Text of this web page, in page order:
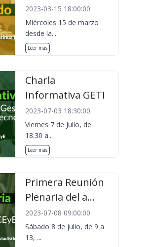
2023-03-15 18:00:00
Miércoles 15 de marzo
desde la...
Leer más
Charla
Informativa GETI
2023-07-03 18:30:00
Viernes 7 de Julio, de
18.30 a...
Leer más
Primera Reunión
Plenaria del a...
2023-07-08 09:00:00
Sábado 8 de julio, de 9 a
13, ...